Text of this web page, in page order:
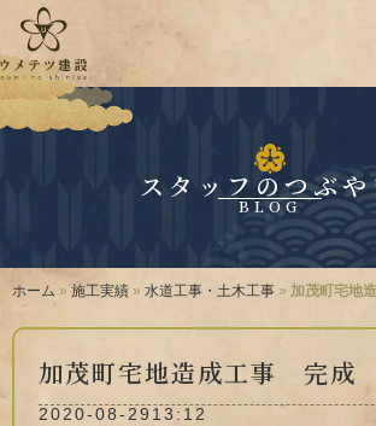
スタッフのつぶ
BLOG
ホーム » 施工実績 » 水道工事・土木工事 » 加茂町宅地
加茂町宅地造成工事 完成
2020-08-29 13:12